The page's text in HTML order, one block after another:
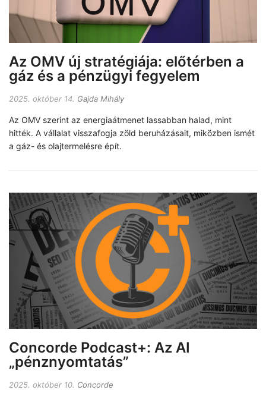
Az OMV új stratégiája: előtérben a
gáz és a pénzügyi fegyelem
2025. október 14. Gajda Mihály
Az OMV szerint az energiaátmenet lassabban halad, mint
hitték. A vállalat visszafogja zöld beruházásait, miközben ismét
a gáz- és olajtermelésre épít.
Concorde Podcast+: Az AI
„pénznyomtatás”
2025. október 10. Concorde